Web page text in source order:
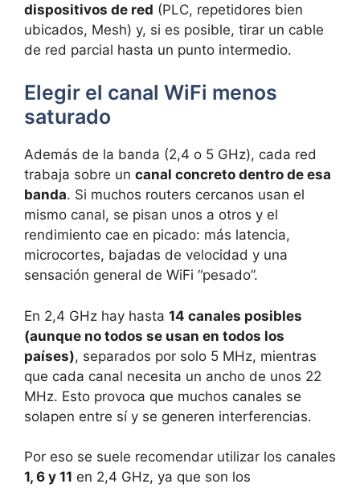
dispositivos de red (PLC, repetidores bien
ubicados, Mesh) y, si es posible, tirar un cable
de red parcial hasta un punto intermedio.
Elegir el canal WiFi menos
saturado
Además de la banda (2,4 o 5 GHz), cada red
trabaja sobre un canal concreto dentro de esa
banda. Si muchos routers cercanos usan el
mismo canal, se pisan unos a otros y el
rendimiento cae en picado: más latencia,
microcortes, bajadas de velocidad y una
sensación general de WiFi “pesado”.
En 2,4 GHz hay hasta 14 canales posibles
(aunque no todos se usan en todos los
países), separados por solo 5 MHz, mientras
que cada canal necesita un ancho de unos 22
MHz. Esto provoca que muchos canales se
solapen entre sí y se generen interferencias.
Por eso se suele recomendar utilizar los canales
1, 6 y 11 en 2,4 GHz, ya que son los